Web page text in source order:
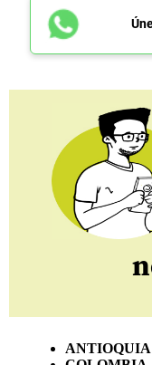
ANTIOQUIA